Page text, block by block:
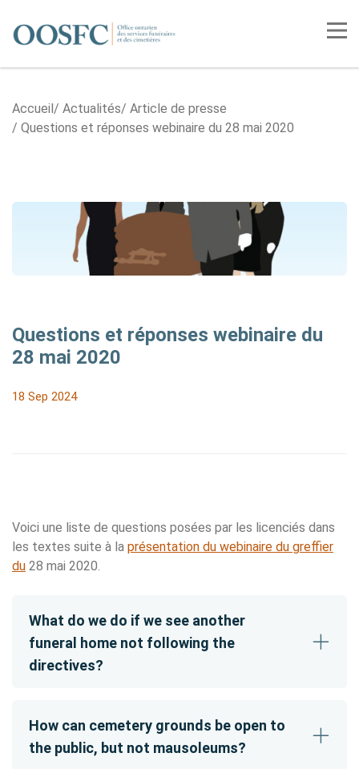
Accueil
Accueil Actualités
Article de presse
Questions et réponses webinaire du 28 mai 2020
Questions et réponses webinaire du
28 mai 2020
18 Sep 2024
Voici une liste de questions posées par les licenciés dans
les textes suite à la présentation du webinaire du greffier
du 28 mai 2020.
What do we do if we see another
funeral home not following the
directives?
How can cemetery grounds be open to
the public, but not mausoleums?